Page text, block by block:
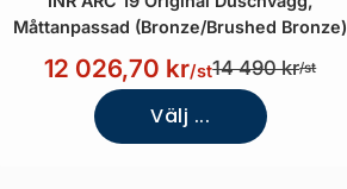
Måttanpassad (Bronze/Brushed Bronze)
12 026,70 kr/st14 490 kr/st
Välj ...